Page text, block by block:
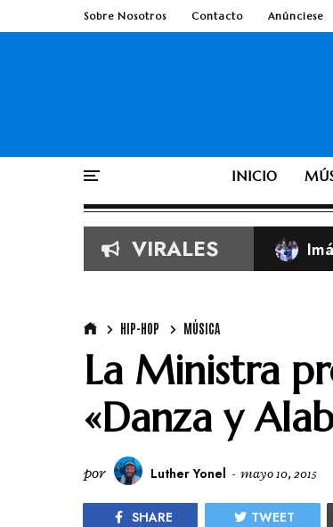
Sobre Nosotros Contacto Anúnciese
INICIO
VIRALES
HIP-HOP MÚSICA
La Ministra
«Danza y
por Luther Yonel - mayo 10, 2015
SHARE TWEET